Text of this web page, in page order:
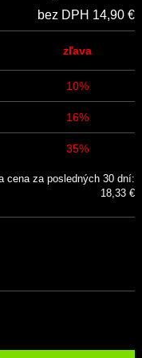
bez DPH 14,90 €
zľava
10%
16%
35%
cena za posledných 30 dní:
18,33 €